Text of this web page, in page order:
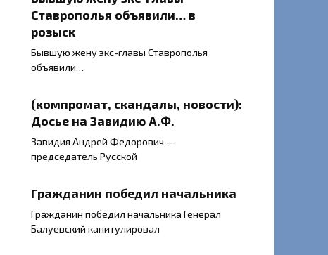
Ставрополья объявили… в
розыск
Бывшую жену экс-главы Ставрополья
объявили…
(компромат, скандалы, новости):
Досье на Завидию А.Ф.
Завидия Андрей Федорович —
председатель Русской
Гражданин победил начальника
Гражданин победил начальника Генерал
Балуевский капитулировал